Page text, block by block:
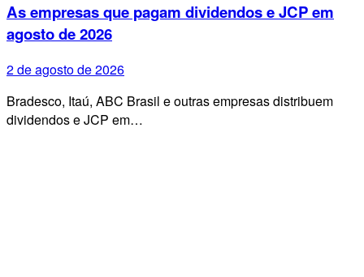
As empresas que pagam dividendos e JCP em
agosto de 2026
2 de agosto de 2026
Bradesco, Itaú, ABC Brasil e outras empresas distribuem
dividendos e JCP em…